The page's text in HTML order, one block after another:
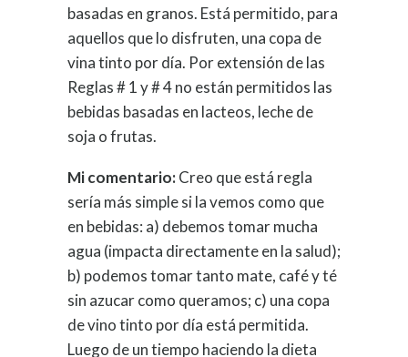
basadas en granos. Está permitido, para
aquellos que lo disfruten, una copa de
vina tinto por día. Por extensión de las
Reglas # 1 y # 4 no están permitidos las
bebidas basadas en lacteos, leche de
soja o frutas.
Mi comentario:Creo que está regla
sería más simple si la vemos como que
en bebidas: a) debemos tomar mucha
agua (impacta directamente en la salud);
b) podemos tomar tanto mate, café y té
sin azucar como queramos; c) una copa
de vino tinto por día está permitida.
Luego de un tiempo haciendo la dieta